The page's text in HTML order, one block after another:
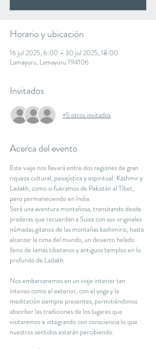
Horario y ubicación
16 jul 2025, 6:00 – 30 jul 2025, 18:00
Lamayuru, Lamayuru 194106
Invitados
+5 otros invitados
Acerca del evento
Este viaje nos llevará entre dos regiones de gran
riqueza cultural, paisajística y espiritual: Kashmir y
Ladakh, como si fuéramos de Pakistán al Tíbet,
pero permaneciendo en India.
Será una aventura montañosa, transitando desde
praderas que recuerdan a Suiza con sus originales
nómadas gitanos de las montañas kashimiris; hasta
alcanzar la cima del mundo, un desierto helado
lleno de lamas tibetanos y antiguos templos en lo
profundo de Ladakh.
Nos embarcaremos en un viaje interior tan
intenso como el exterior, con el yoga y la
meditación siempre presentes, permitiéndonos
absorber las tradiciones de los lugares que
visitaremos e integrando con consciencia lo que
nuestros sentidos estarán percibiendo.